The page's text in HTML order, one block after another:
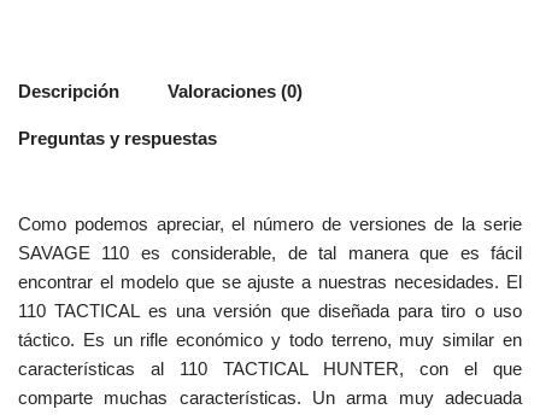
Descripción Valoraciones (0)
Preguntas y respuestas
Como podemos apreciar, el número de versiones de la serie
SAVAGE 110 es considerable, de tal manera que es fácil
encontrar el modelo que se ajuste a nuestras necesidades. El
110 TACTICAL es una versión que diseñada para tiro o uso
táctico. Es un rifle económico y todo terreno, muy similar en
características al 110 TACTICAL HUNTER, con el que
comparte muchas características. Un arma muy adecuada